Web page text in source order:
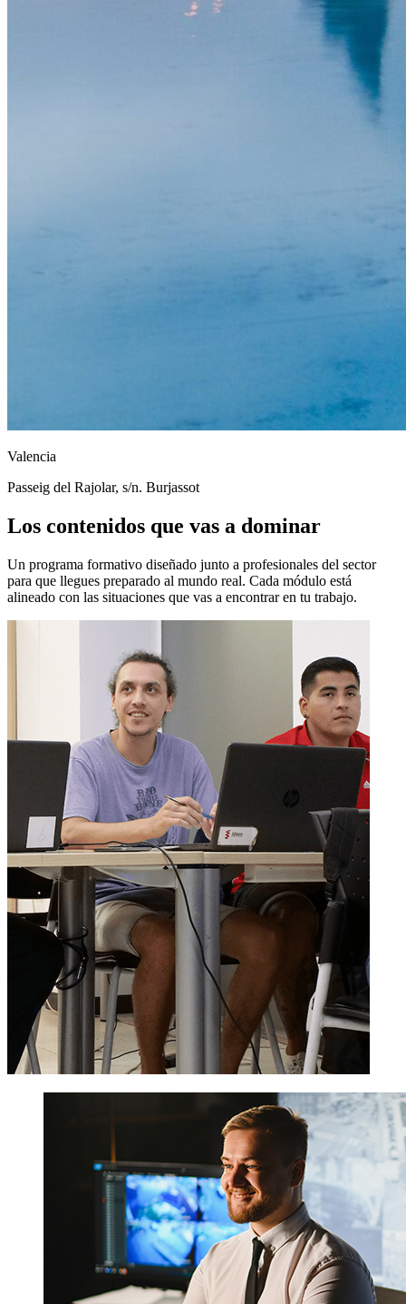
Valencia
Passeig del Rajolar, s/n. Burjassot
Los contenidos que vas a dominar
Un programa formativo diseñado junto a profesionales del sector
para que llegues preparado al mundo real. Cada módulo está
alineado con las situaciones que vas a encontrar en tu trabajo.